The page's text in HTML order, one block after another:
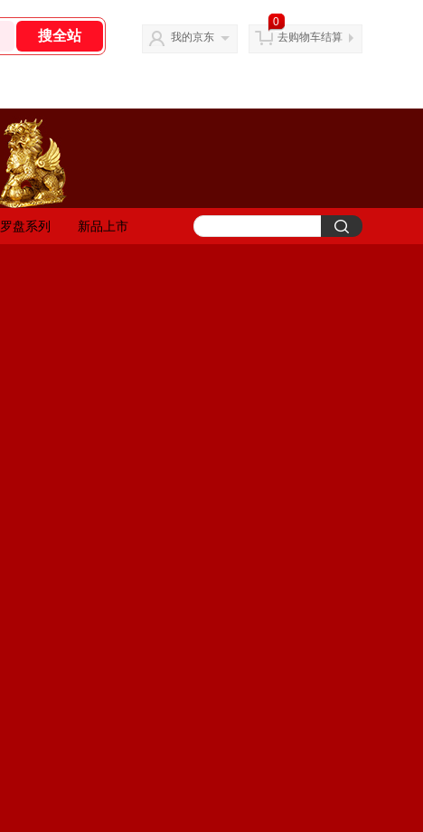
我的京东
0
去购物车结算
罗盘系列 新品上市